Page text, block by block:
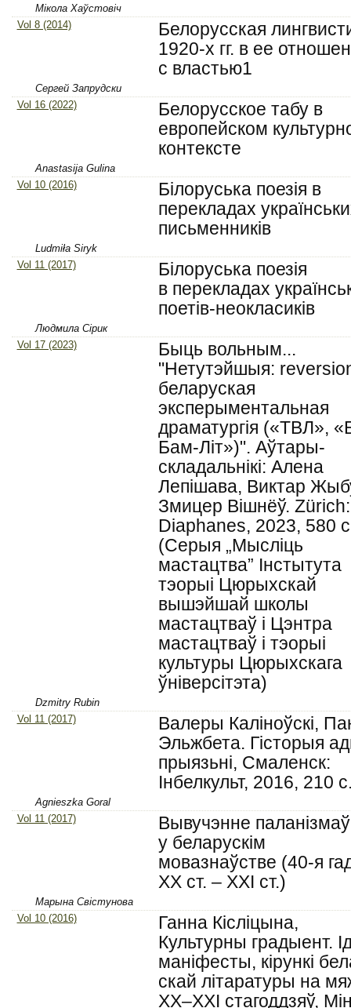
Мікола Хаўстовіч
Vol 8 (2014)
Белорусская
1920-х гг. в ее
с властью1
Сергей Запрудски
Vol 16 (2022)
Белорусское табу в
европейском
контексте
Anastasija Gulina
Vol 10 (2016)
Білоруська поезія в
перекладах
письменників
Ludmiła Siryk
Vol 11 (2017)
Білоруська поезія
в перекладах
поетів-неокласиків
Людмила Сірик
Vol 17 (2023)
Быць вольным...
"Нетутэйшыя:
беларуская
эксперыментальная
драматургія («ТВЛ»,
Бам-Літ»)". Аўтары-
складальнікі: Алена
Лепішава, Виктар
Змицер Вішнёў. Zürich:
Diaphanes, 2023, 580
(Серыя „Мысліць
мастацтва” Інстытута
тэорыі Цюрыхскай
вышэйшай школы
мастацтваў і Цэнтра
мастацтваў і тэорыі
культуры Цюрыхскага
ўніверсітэта)
Dzmitry Rubin
Vol 11 (2017)
Валеры Каліноўскі,
Эльжбета. Гісторыя
прыязьні, Смаленск:
Інбелкульт, 2016, 210
Agnieszka Goral
Vol 11 (2017)
Вывучэнне паланізмаў
у беларускім
мовазнаўстве (40-я
ХХ ст. – ХХІ ст.)
Марына Свістунова
Vol 10 (2016)
Ганна Кісліцына,
Культурны градыент.
маніфесты, кірункі
скай літаратуры на
ХХ–ХХІ стагоддзяў,